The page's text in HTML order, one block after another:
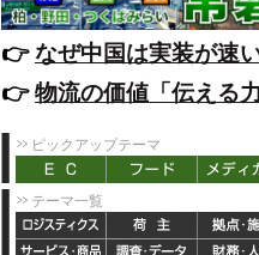
👉️なぜ中国は実装が速
👉️物流の価値「伝える
ピックアップテーマ
テーマ一覧